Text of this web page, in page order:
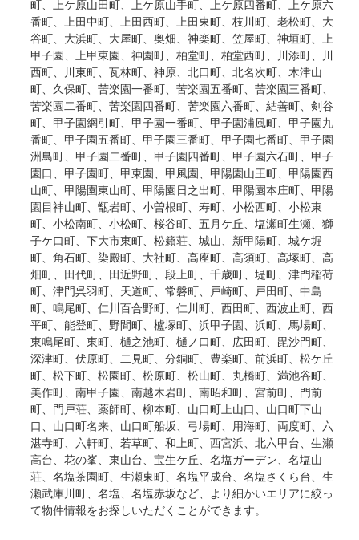
町、上ケ原山田町、上ケ原山手町、上ケ原四番町、上ケ原六
番町、上田中町、上田西町、上田東町、枝川町、老松町、大
谷町、大浜町、大屋町、奥畑、神楽町、笠屋町、神垣町、上
甲子園、上甲東園、神園町、柏堂町、柏堂西町、川添町、川
西町、川東町、瓦林町、神原、北口町、北名次町、木津山
町、久保町、苦楽園一番町、苦楽園五番町、苦楽園三番町、
苦楽園二番町、苦楽園四番町、苦楽園六番町、結善町、剣谷
町、甲子園網引町、甲子園一番町、甲子園浦風町、甲子園九
番町、甲子園五番町、甲子園三番町、甲子園七番町、甲子園
洲鳥町、甲子園二番町、甲子園四番町、甲子園六石町、甲子
園口、甲子園町、甲東園、甲風園、甲陽園山王町、甲陽園西
山町、甲陽園東山町、甲陽園日之出町、甲陽園本庄町、甲陽
園目神山町、甑岩町、小曽根町、寿町、小松西町、小松東
町、小松南町、小松町、桜谷町、五月ケ丘、塩瀬町生瀬、獅
子ケ口町、下大市東町、松籟荘、城山、新甲陽町、城ケ堀
町、角石町、染殿町、大社町、高座町、高須町、高塚町、高
畑町、田代町、田近野町、段上町、千歳町、堤町、津門稲荷
町、津門呉羽町、天道町、常磐町、戸崎町、戸田町、中島
町、鳴尾町、仁川百合野町、仁川町、西田町、西波止町、西
平町、能登町、野間町、櫨塚町、浜甲子園、浜町、馬場町、
東鳴尾町、東町、樋之池町、樋ノ口町、広田町、毘沙門町、
深津町、伏原町、二見町、分銅町、豊楽町、前浜町、松ケ丘
町、松下町、松園町、松原町、松山町、丸橋町、満池谷町、
美作町、南甲子園、南越木岩町、南昭和町、宮前町、門前
町、門戸荘、薬師町、柳本町、山口町上山口、山口町下山
口、山口町名来、山口町船坂、弓場町、用海町、両度町、六
湛寺町、六軒町、若草町、和上町、西宮浜、北六甲台、生瀬
高台、花の峯、東山台、宝生ケ丘、名塩ガーデン、名塩山
荘、名塩茶園町、生瀬東町、名塩平成台、名塩さくら台、生
瀬武庫川町、名塩、名塩赤坂など、より細かいエリアに絞っ
て物件情報をお探しいただくことができます。